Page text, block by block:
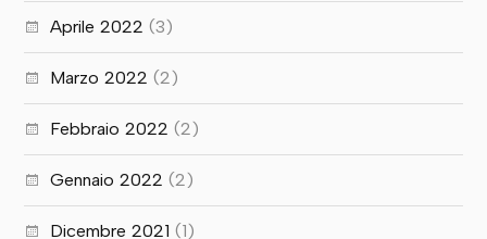
Aprile 2022 (3)
Marzo 2022 (2)
Febbraio 2022 (2)
Gennaio 2022 (2)
Dicembre 2021 (1)